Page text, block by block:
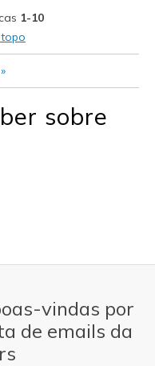
1-10
»
sobre
vindas por
de emails da